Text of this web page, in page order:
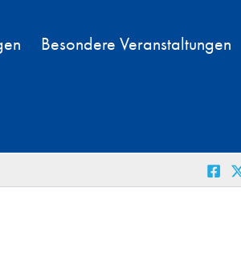
Besondere Veranstaltungen